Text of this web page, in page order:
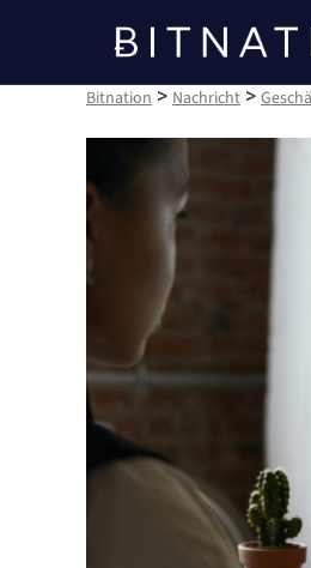
Bitnation
Bitnation > Nachricht >